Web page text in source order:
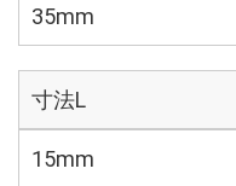
35mm
寸法L
15mm